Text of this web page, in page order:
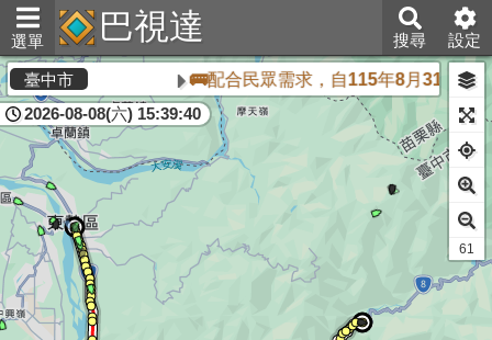
選單 巴視達 搜尋 設定
臺中市 🚌配合民眾需求，自115年8月31日起
2026-08-08(六) 15:39:40
60